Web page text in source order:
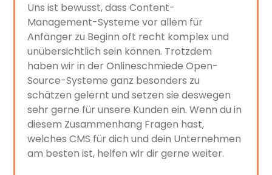
Uns ist bewusst, dass Content-
Management-Systeme vor allem für
Anfänger zu Beginn oft recht komplex und
unübersichtlich sein können. Trotzdem
haben wir in der Onlineschmiede Open-
Source-Systeme ganz besonders zu
schätzen gelernt und setzen sie deswegen
sehr gerne für unsere Kunden ein. Wenn du in
diesem Zusammenhang Fragen hast,
welches CMS für dich und dein Unternehmen
am besten ist, helfen wir dir gerne weiter.